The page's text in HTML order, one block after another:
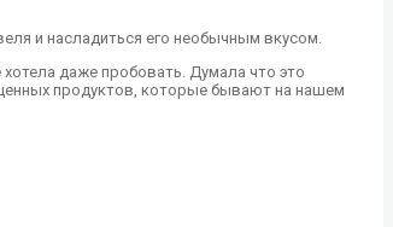
и насладиться его необычным вкусом.
даже пробовать. Думала что это
продуктов, которые бывают на нашем